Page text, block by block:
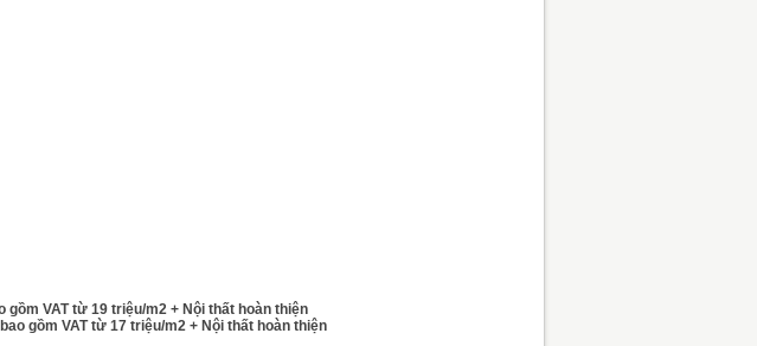
gồm VAT từ 19 triệu/m2 + Nội thất hoàn thiện
gồm VAT từ 17 triệu/m2 + Nội thất hoàn thiện